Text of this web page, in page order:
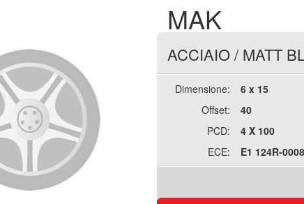
MAK
ACCIAIO/ MATT
Dimensione:
6 x 15
Offset:
40
PCD:
4 X 100
ECE:
E1 124R-